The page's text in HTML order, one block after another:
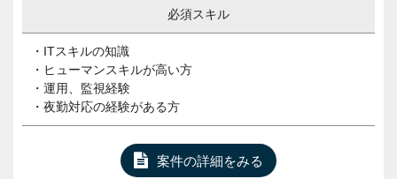
必須スキル
・ITスキルの知識
・ヒューマンスキルが高い方
・運用、監視経験
・夜勤対応の経験がある方
案件の詳細をみる